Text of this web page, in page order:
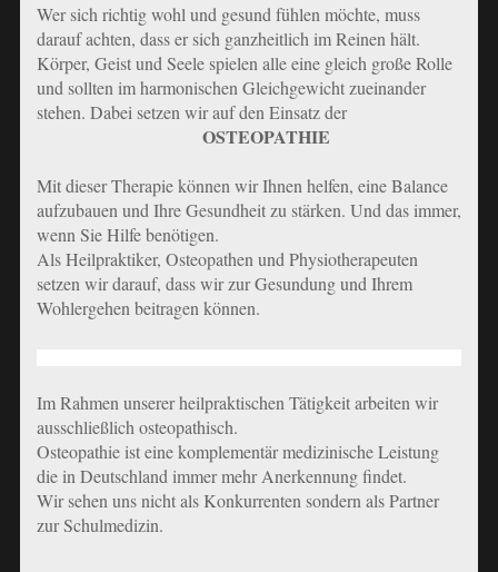
Wer sich richtig wohl und gesund fühlen möchte, muss
darauf achten, dass er sich ganzheitlich im Reinen hält.
Körper, Geist und Seele spielen alle eine gleich große Rolle
und sollten im harmonischen Gleichgewicht zueinander
stehen. Dabei setzen wir auf den Einsatz der
OSTEOPATHIE
Mit dieser Therapie können wir Ihnen helfen, eine Balance
aufzubauen und Ihre Gesundheit zu stärken. Und das immer,
wenn Sie Hilfe benötigen.
Als Heilpraktiker, Osteopathen und Physiotherapeuten
setzen wir darauf, dass wir zur Gesundung und Ihrem
Wohlergehen beitragen können.
Im Rahmen unserer heilpraktischen Tätigkeit arbeiten wir
ausschließlich osteopathisch.
Osteopathie ist eine komplementär medizinische Leistung
die in Deutschland immer mehr Anerkennung findet.
Wir sehen uns nicht als Konkurrenten sondern als Partner
zur Schulmedizin.